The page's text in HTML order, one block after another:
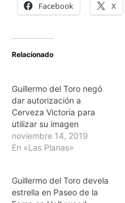
Facebook X
Relacionado
Guillermo del Toro negó
dar autorización a
Cerveza Victoria para
utilizar su imagen
noviembre 14, 2019
En «Las Planas»
Guillermo del Toro devela
estrella en Paseo de la